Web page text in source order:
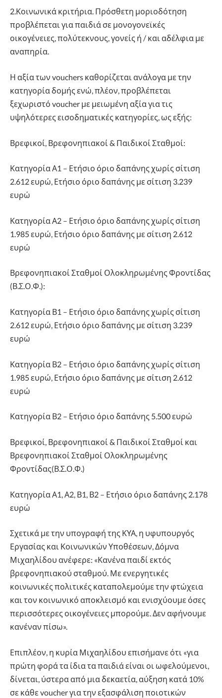
2.Κοινωνικά κριτήρια. Πρόσθετη μοριοδότηση
προβλέπεται για παιδιά σε μονογονεϊκές
οικογένειες, πολύτεκνους, γονείς ή / και αδέλφια με
αναπηρία.
Η αξία των vouchers καθορίζεται ανάλογα με την
κατηγορία δομής ενώ, πλέον, προβλέπεται
ξεχωριστό voucher με μειωμένη αξία για τις
υψηλότερες εισοδηματικές κατηγορίες, ως εξής:
Βρεφικοί, Βρεφονηπιακοί & Παιδικοί Σταθμοί:
Κατηγορία Α1 – Ετήσιο όριο δαπάνης χωρίς σίτιση
2.612 ευρώ, Ετήσιο όριο δαπάνης με σίτιση 3.239
ευρώ
Κατηγορία Α2 – Ετήσιο όριο δαπάνης χωρίς σίτιση
1.985 ευρώ, Ετήσιο όριο δαπάνης με σίτιση 2.612
ευρώ
Βρεφονηπιακοί Σταθμοί Ολοκληρωμένης Φροντίδας
(Β.Σ.Ο.Φ.):
Κατηγορία Β1 – Ετήσιο όριο δαπάνης χωρίς σίτιση
2.612 ευρώ, Ετήσιο όριο δαπάνης με σίτιση 3.239
ευρώ
Κατηγορία Β2 – Ετήσιο όριο δαπάνης χωρίς σίτιση
1.985 ευρώ, Ετήσιο όριο δαπάνης με σίτιση 2.612
ευρώ
Κατηγορία Β2 – Ετήσιο όριο δαπάνης 5.500 ευρώ
Βρεφικοί, Βρεφονηπιακοί & Παιδικοί Σταθμοί και
Βρεφονηπιακοί Σταθμοί Ολοκληρωμένης
Φροντίδας(Β.Σ.Ο.Φ.)
Κατηγορία Α1, Α2, Β1, Β2 – Ετήσιο όριο δαπάνης 2.178
ευρώ
Σχετικά με την υπογραφή της ΚΥΑ, η υφυπουργός
Εργασίας και Κοινωνικών Υποθέσεων, Δόμνα
Μιχαηλίδου ανέφερε: «Κανένα παιδί εκτός
βρεφονηπιακού σταθμού. Με ενεργητικές
κοινωνικές πολιτικές καταπολεμούμε την φτώχεια
και τον κοινωνικό αποκλεισμό και ενισχύουμε όσες
περισσότερες οικογένειες μπορούμε. Δεν αφήνουμε
κανέναν πίσω».
Επιπλέον, η κυρία Μιχαηλίδου επισήμανε ότι «για
πρώτη φορά τα ίδια τα παιδιά είναι οι ωφελούμενοι,
δίνεται, ύστερα από μια δεκαετία, αύξηση κατά 10%
σε κάθε voucher για την εξασφάλιση ποιοτικών